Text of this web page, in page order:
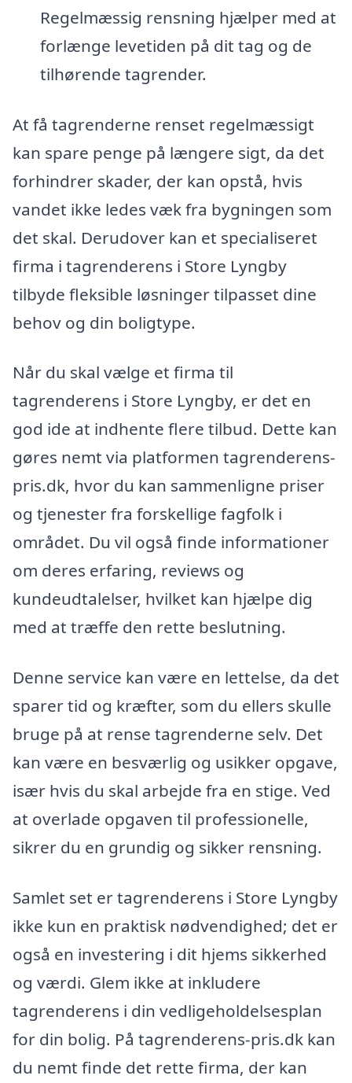
Regelmæssig rensning hjælper med at
forlænge levetiden på dit tag og de
tilhørende tagrender.
At få tagrenderne renset regelmæssigt
kan spare penge på længere sigt, da det
forhindrer skader, der kan opstå, hvis
vandet ikke ledes væk fra bygningen som
det skal. Derudover kan et specialiseret
firma i tagrenderens i Store Lyngby
tilbyde fleksible løsninger tilpasset dine
behov og din boligtype.
Når du skal vælge et firma til
tagrenderens i Store Lyngby, er det en
god ide at indhente flere tilbud. Dette kan
gøres nemt via platformen tagrenderens-
pris.dk, hvor du kan sammenligne priser
og tjenester fra forskellige fagfolk i
området. Du vil også finde informationer
om deres erfaring, reviews og
kundeudtalelser, hvilket kan hjælpe dig
med at træffe den rette beslutning.
Denne service kan være en lettelse, da det
sparer tid og kræfter, som du ellers skulle
bruge på at rense tagrenderne selv. Det
kan være en besværlig og usikker opgave,
især hvis du skal arbejde fra en stige. Ved
at overlade opgaven til professionelle,
sikrer du en grundig og sikker rensning.
Samlet set er tagrenderens i Store Lyngby
ikke kun en praktisk nødvendighed; det er
også en investering i dit hjems sikkerhed
og værdi. Glem ikke at inkludere
tagrenderens i din vedligeholdelsesplan
for din bolig. På tagrenderens-pris.dk kan
du nemt finde det rette firma, der kan